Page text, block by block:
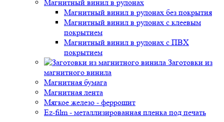
Магнитный винил в рулонах
Магнитный винил в рулонах без покрытия
Магнитный винил в рулонах с клеевым
покрытием
Магнитный винил в рулонах с ПВХ
покрытием
Заготовки из
магнитного винила
Магнитная бумага
Магнитная лента
Мягкое железо - феррошит
Ez-film - металлизированная пленка под печать